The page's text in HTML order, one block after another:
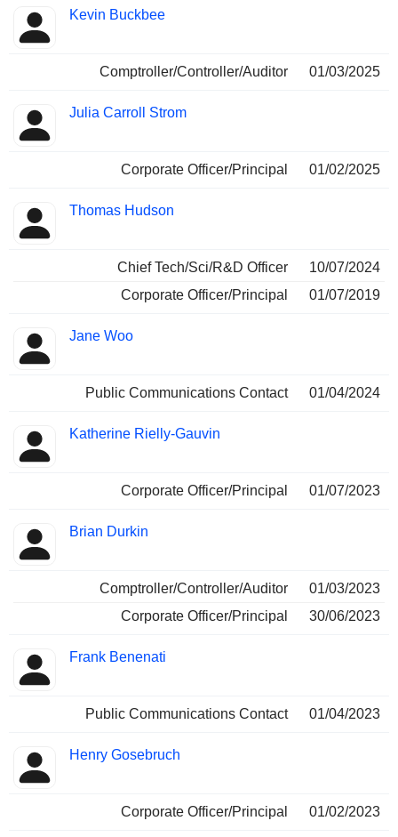
Kevin Buckbee
Comptroller/Controller/Auditor 01/03/2025
Julia Carroll Strom
Corporate Officer/Principal 01/02/2025
Thomas Hudson
Chief Tech/Sci/R&D Officer
10/07/2024
Corporate Officer/Principal
01/07/2019
Jane Woo
Public Communications Contact 01/04/2024
Katherine Rielly-Gauvin
Corporate Officer/Principal 01/07/2023
Brian Durkin
Comptroller/Controller/Auditor
01/03/2023
Corporate Officer/Principal
30/06/2023
Frank Benenati
Public Communications Contact 01/04/2023
Henry Gosebruch
Corporate Officer/Principal 01/02/2023